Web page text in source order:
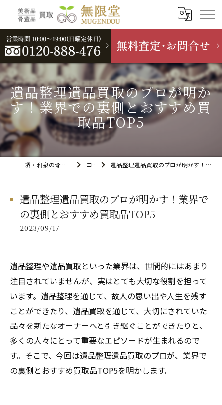
遺品整理遺品買取のプロが明か
す！業界での裏側とおすすめ買
取品TOP5
堺・和泉の骨董品買取なら無限堂 コラム 遺品整理遺品買取のプロが明かす！業界での裏側とおすすめ買取品TOP5
遺品整理遺品買取のプロが明かす！業界で
の裏側とおすすめ買取品TOP5
2023/09/17
遺品整理や遺品買取といった業界は、世間的にはあまり
注目されていませんが、実はとても大切な役割を担って
います。遺品整理を通じて、故人の思い出や人生を残す
ことができたり、遺品買取を通じて、大切にされていた
品々を新たなオーナーへと引き継ぐことができたりと、
多くの人々にとって重要なエピソードが生まれるので
す。そこで、今回は遺品整理遺品買取のプロが、業界で
の裏側とおすすめ買取品TOP5を明かします。